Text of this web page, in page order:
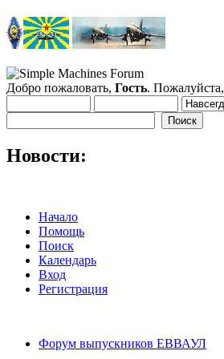
Добро пожаловать, Гость. Пожалуйста,
Новости:
Начало
Помощь
Поиск
Календарь
Вход
Регистрация
Форум выпускников ЕВВАУЛ